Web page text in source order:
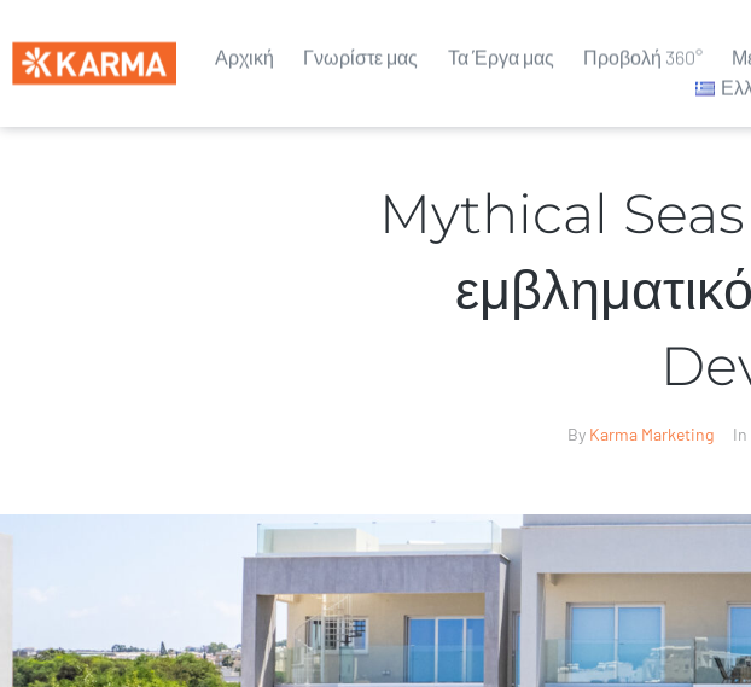
Αρχική Γνωρίστε μας Τα Έργα μας Προβολή 360°
Mythical
By Karma Marketing In